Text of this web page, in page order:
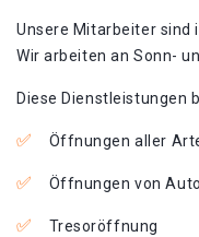
Unsere Mitarbeiter sind
Wir arbeiten an Sonn-
Diese Dienstleistungen
Öffnungen aller
Öffnungen von
Tresoröffnung